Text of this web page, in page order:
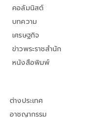
คอลัมนิสต์
บทความ
เศรษฐกิจ
ข่าวพระราชสำนัก
หนังสือพิมพ์
ต่างประเทศ
อาชญากรรม